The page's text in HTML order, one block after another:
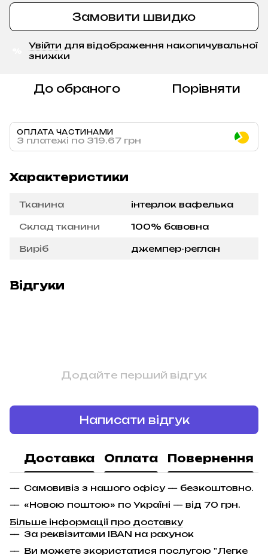
Замовити швидко
Увійти для відображення накопичувальної
знижки
До обраного Порівняти
ОПЛАТА ЧАСТИНАМИ
3 платежі по 319.67 грн
Характеристики
Тканина інтерлок вафелька
Склад тканини 100% бавовна
Виріб джемпер-реглан
Відгуки
Додайте перший відгук
Написати відгук
Доставка Оплата Повернення
Самовивіз з нашого офісу — безкоштовно.
«Новою поштою» по Україні — від 70 грн.
Більше інформації про доставку
За реквізитами IBAN на рахунок
Ви можете зкористатися послугою "Легке